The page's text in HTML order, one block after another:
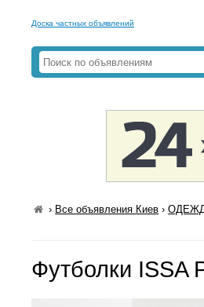
Доска частных объявлений
› Все объявления Киев ›
Футболки ISSA